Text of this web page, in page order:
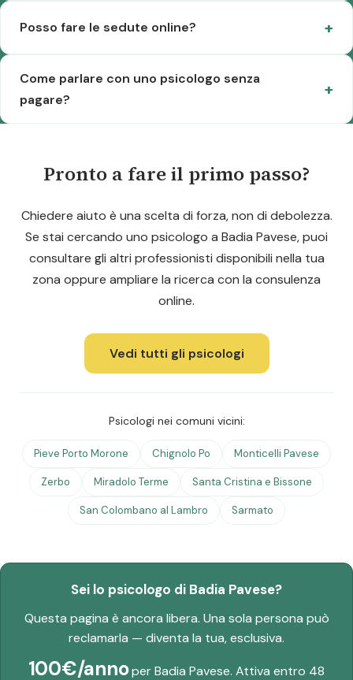
Posso fare le sedute online?
Come parlare con uno psicologo senza
pagare?
Pronto a fare il primo passo?
Chiedere aiuto è una scelta di forza, non di debolezza.
Se stai cercando uno psicologo a Badia Pavese, puoi
consultare gli altri professionisti disponibili nella tua
zona oppure ampliare la ricerca con la consulenza
online.
Vedi tutti gli psicologi
Psicologi nei comuni vicini:
Pieve Porto Morone Chignolo Po Monticelli Pavese
Zerbo Miradolo Terme Santa Cristina e Bissone
San Colombano al Lambro Sarmato
Sei lo psicologo di Badia Pavese?
Questa pagina è ancora libera. Una sola persona può
reclamarla — diventa la tua, esclusiva.
100€/annoper Badia Pavese. Attiva entro 48